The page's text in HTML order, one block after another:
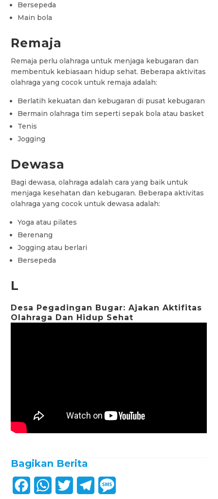
Bersepeda
Main bola
Remaja
Remaja perlu olahraga untuk menjaga kebugaran dan
membentuk kebiasaan hidup sehat. Beberapa aktivitas
olahraga yang cocok untuk remaja adalah:
Berlatih kekuatan dan kebugaran di pusat kebugaran
Bermain olahraga tim seperti sepak bola atau basket
Tenis
Jogging
Dewasa
Bagi dewasa, olahraga adalah cara yang baik untuk
menjaga kesehatan dan kebugaran. Beberapa aktivitas
olahraga yang cocok untuk dewasa adalah:
Yoga atau pilates
Berenang
Jogging atau berlari
Bersepeda
L
Desa Pegadingan Bugar: Ajakan Aktifitas
Olahraga Dan Hidup Sehat
Bagikan Berita
W
T